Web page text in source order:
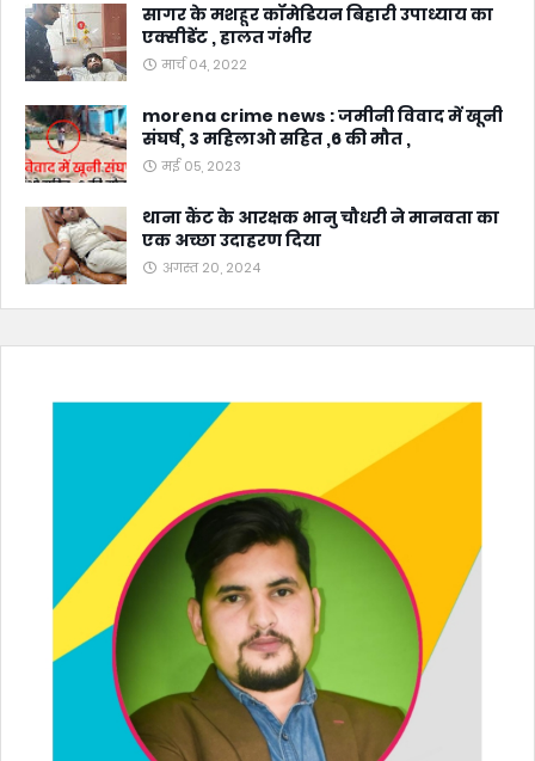
सागर के मशहूर कॉमेडियन बिहारी उपाध्याय का
एक्सीडेंट , हालत गंभीर
मार्च 04, 2022
morena crime news : जमीनी विवाद में खूनी
संघर्ष, 3 महिलाओ सहित ,6 की मौत ,
मई 05, 2023
थाना कैंट के आरक्षक भानु चौधरी ने मानवता का
एक अच्छा उदाहरण दिया
अगस्त 20, 2024